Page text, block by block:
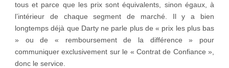
tous et parce que les prix sont équivalents, sinon égaux, à
l’intérieur de chaque segment de marché. Il y a bien
longtemps déjà que Darty ne parle plus de « prix les plus bas
» ou de « remboursement de la différence » pour
communiquer exclusivement sur le « Contrat de Confiance »,
donc le service.